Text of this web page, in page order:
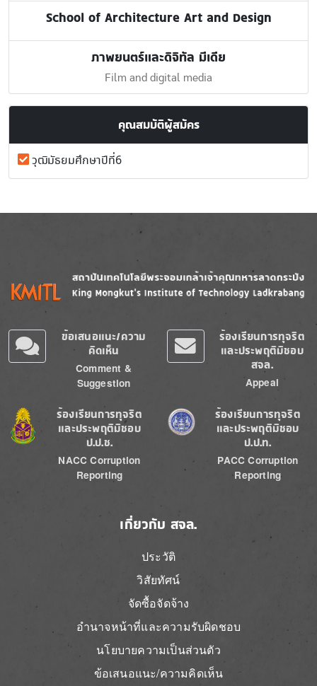
School of Architecture Art and Design
ภาพยนตร์และดิจิทัล มีเดีย
Film and digital media
คุณสมบัติผู้สมัคร
วุฒิมัธยมศึกษาปีที่6
Image
ข้อเสนอแนะ/ความ
คิดเห็น
Comment &
Suggestion
ร้องเรียนการทุจริต
และประพฤติมิชอบ
สจล.
Appeal
Image
ร้องเรียนการทุจริต
และประพฤติมิชอบ
ป.ป.ช.
NACC Corruption
Reporting
Image
ร้องเรียนการทุจริต
และประพฤติมิชอบ
ป.ป.ท.
PACC Corruption
Reporting
เกี่ยวกับ สจล.
ประวัติ
วิสัยทัศน์
จัดซื้อจัดจ้าง
อำนาจหน้าที่และความรับผิดชอบ
นโยบายความเป็นส่วนตัว
ข้อเสนอแนะ/ความคิดเห็น